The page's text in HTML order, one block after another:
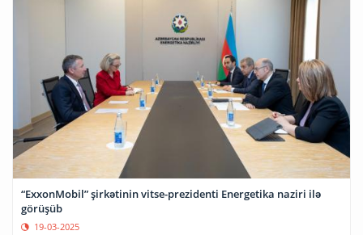
“ExxonMobil” şirkətinin vitse-prezidenti Energetika naziri ilə
görüşüb
19-03-2025